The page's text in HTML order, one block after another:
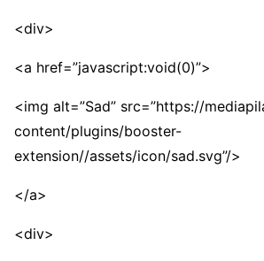
<div>
<a href=”javascript:void(0)”>
<img alt=”Sad” src=”https://
content/plugins/booster-
extension//assets/icon/sad.svg”/>
</a>
<div>